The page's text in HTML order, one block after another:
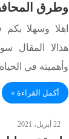
وطرق
اهلا وسهلا
هذالا المقال
وأهميته في الحياة 2022…
أكمل القراءة »
22 أبريل، 2021